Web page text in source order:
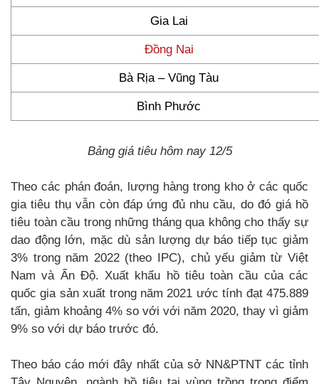
Gia Lai
Đồng Nai
Bà Rịa – Vũng Tàu
Bình Phước
Bảng giá tiêu hôm nay 12/5
Theo các phán đoán, lượng hàng trong kho ở các quốc
gia tiêu thụ vẫn còn đáp ứng đủ nhu cầu, do đó giá hồ
tiêu toàn cầu trong những tháng qua không cho thấy sự
dao động lớn, mặc dù sản lượng dự báo tiếp tục giảm
3% trong năm 2022 (theo IPC), chủ yếu giảm từ Việt
Nam và Ấn Độ. Xuất khẩu hồ tiêu toàn cầu của các
quốc gia sản xuất trong năm 2021 ước tính đạt 475.889
tấn, giảm khoảng 4% so với với năm 2020, thay vì giảm
9% so với dự báo trước đó.
Theo báo cáo mới đây nhất của sở NN&PTNT các tỉnh